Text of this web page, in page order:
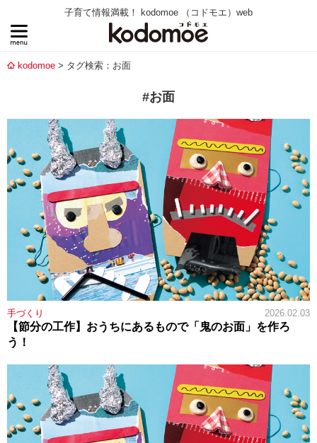
子育て情報満載！ kodomoe （コドモエ）web
kodomoe タグ検索：お面
#お面
手づくり 2026.02.03
【節分の工作】おうちにあるもので「鬼のお面」を作ろ
う！